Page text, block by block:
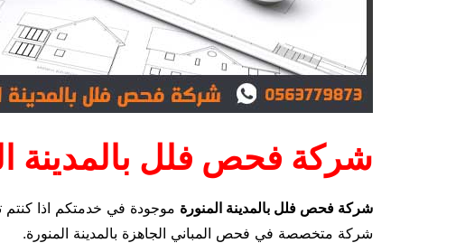
شركة فحص فلل بالمدينة
شركة فحص فلل بالمدينة المنورة موجودة في خدمتكم اذا كنتم
شركة متخصصة في فحص المباني الجاهزة بالمدينة المنورة.